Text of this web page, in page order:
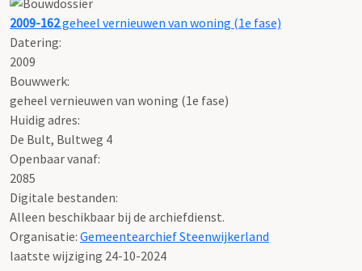
2009-162geheel vernieuwen van woning (1e fase)
Datering:
2009
Bouwwerk:
geheel vernieuwen van woning (1e fase)
Huidig adres:
De Bult, Bultweg 4
Openbaar vanaf:
2085
Digitale bestanden:
Alleen beschikbaar bij de archiefdienst.
Organisatie: Gemeentearchief Steenwijkerland
laatste wijziging 24-10-2024